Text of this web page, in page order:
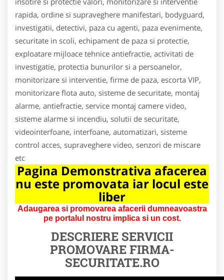
rapida, ordine si supraveghere manifestari, bodyguard,
investigatii, detectivi, paza cu agenti, paza evenimente,
securitate in scoli, echipament de paza si protectie,
exploatare mijloace tehnice antiefractie, activitati de
investigatie, protectia bunurilor si a persoanelor,
monitorizare si interventie, firme de paza, escorta VIP,
monitorizare flota auto, sisteme de securitate, montaj
alarme, antiefractie, service montaj camere video,
sisteme alarme si incendiu, solutii de securitate,
videointerfoane, interfoane, automatizari, sisteme
control acces, supraveghere video, senzori de miscare
etc
Pagina Demonstrativa afacerea
nu este promovata iar locul este
liber
Adaugarea si promovarea afacerii dumneavoastra
pe portalul nostru implica si un cost.
DESCRIERE SERVICII
PROMOVAREFIRMA-
SECURITATE.RO